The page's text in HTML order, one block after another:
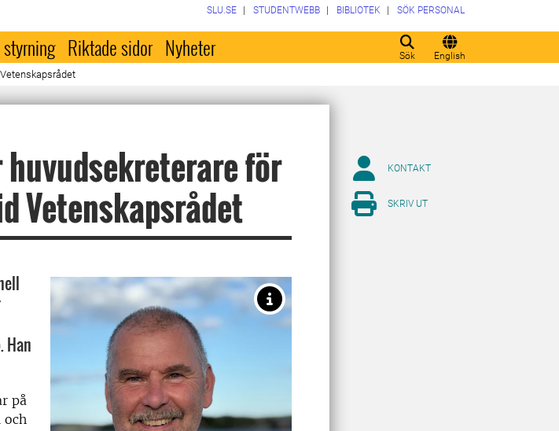
Sök English
SLU.SE STUDENTWEBB BIBLIOTEK SÖK PERSONAL
Riktade sidor Nyheter
för
Vetenskapsrådet
Han
på
och
KONTAKT
SKRIV UT